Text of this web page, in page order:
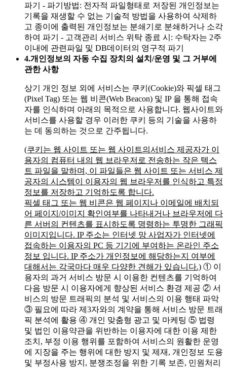
파기
- 파기방법: 전자적 파일형태로 저장된 개인정보는
기록을 재생할 수 없는 기술적 방법을 사용하여 삭제하
고 종이에 출력된 개인정보는 분쇄기로 분쇄하거나 소각
하여 파기
- 고객관리 서비스 위탁 종료 시: 수탁자는 2주
이내에 관련파일 및 DB데이터의 영구적 파기
4.개인정보의 자동 수집 장치의 설치/운영 및 그 거부에
관한 사항
상기 개인 정보 외에 서비스는 쿠키(Cookie)와 픽셀 태그
(Pixel Tag) 또는 웹 비콘(Web Beacon) 및 IP 을 통해 접속
자를 인식하며 아래의 목적으로 사용합니다. 웹사이트와
서비스를 사용할 경우 이러한 쿠키 등의 기술을 사용하
는 데 동의하는 것으로 간주됩니다.
(쿠키는 웹 사이트 또는 웹 사이트의서비스 제공자가 이
용자의 컴퓨터 내의 웹 브라우저로 전송하는 작은 텍스
트 파일을 말하며, 이 파일들은 웹 사이트 또는 서비스 제
공자의 시스템이 이용자의 웹 브라우저를 인식하고 특정
정보를 저장하고 기억하도록 합니다.
픽셀 태그 또는 웹 비콘은 웹 페이지나 이메일에 배치되
어 페이지/이미지 확인여부를 나타내거나 브라우저에 다
른 서버의 컨텐츠를 표시하도록 명령하는 투명한 그래픽
이미지입니다. IP 주소는 인터넷 망 사업자가 인터넷에
접속하는 이용자의 PC 등 기기에 부여하는 온라인 주소
정보 입니다. IP 주소가 개인정보에 해당하는지 여부에
대해서는 각국마다 매우 다양한 견해가 있습니다.) ① 이
용자의 과거 서비스 방문 시 이용한 컨텐츠를 기억하여
다음 방문 시 이용자에게 향상된 서비스 환경 제공 ② 서
비스의 방문 트래픽의 분석 및 서비스의 이용 행태 파악
③ 필요에 따라 제3자와의 계약을 통해 서비스 방문 트래
픽 분석에 활용 ④ 개인 맞춤형 광고 및 마케팅 ⑤ 법령
및 법인 이용약관을 위반하는 이용자에 대한 이용 제한
조치, 부정 이용 행위를 포함하여 서비스의 원활한 운영
에 지장을 주는 행위에 대한 방지 및 제재, 개인정보 도용
및 부정사용 방지, 분쟁조정을 위한 기록 보존, 민원처리